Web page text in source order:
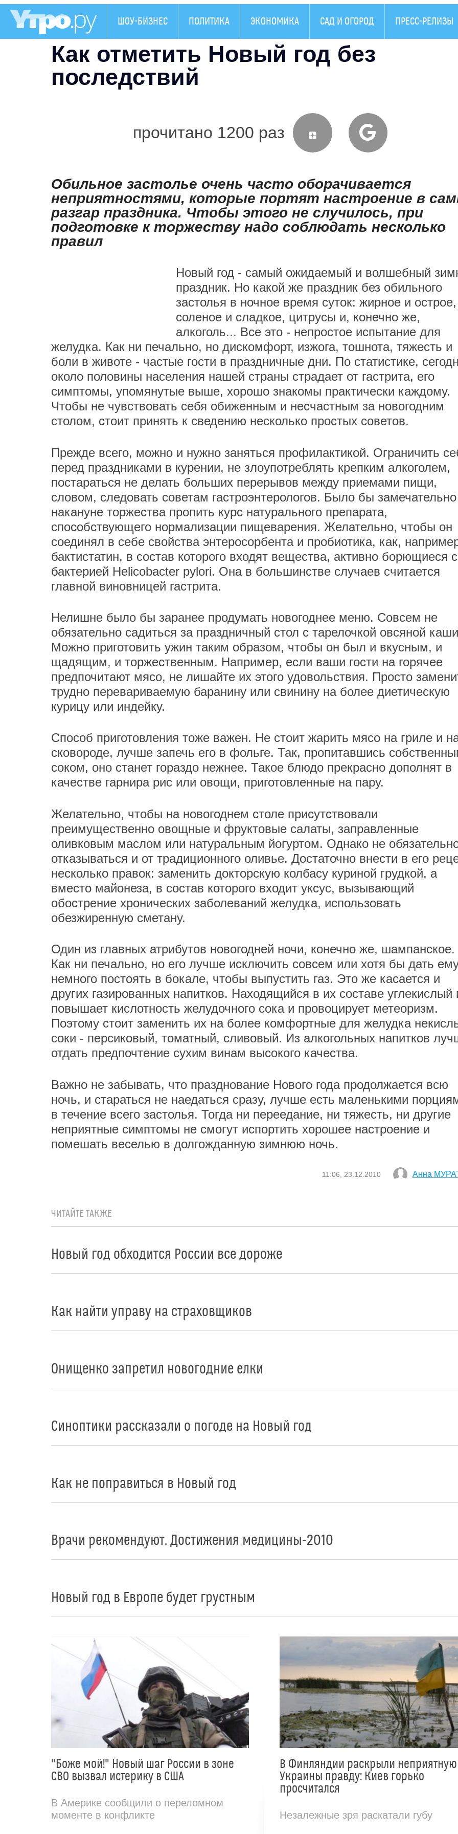
ШОУ-БИЗНЕС ПОЛИТИКА ЭКОНОМИКА САД И ОГОРОД ПРЕСС-РЕЛИЗЫ
Как отметить Новый год без
последствий
прочитано 1200 раз
Обильное застолье очень часто оборачивается
неприятностями, которые портят настроение в
разгар праздника. Чтобы этого не случилось, при
подготовке к торжеству надо соблюдать несколько
правил
Новый год - самый ожидаемый и волшебный
праздник. Но какой же праздник без обильного
застолья в ночное время суток: жирное и острое,
соленое и сладкое, цитрусы и, конечно же,
алкоголь... Все это - непростое испытание для
желудка. Как ни печально, но дискомфорт, изжога, тошнота, тяжесть и
боли в животе - частые гости в праздничные дни. По статистике,
около половины населения нашей страны страдает от гастрита, его
симптомы, упомянутые выше, хорошо знакомы практически каждому.
Чтобы не чувствовать себя обиженным и несчастным за новогодним
столом, стоит принять к сведению несколько простых советов.
Прежде всего, можно и нужно заняться профилактикой. Ограничить
перед праздниками в курении, не злоупотреблять крепким алкоголем,
постараться не делать больших перерывов между приемами пищи,
словом, следовать советам гастроэнтерологов. Было бы замечательно
накануне торжества пропить курс натурального препарата,
способствующего нормализации пищеварения. Желательно, чтобы он
соединял в себе свойства энтеросорбента и пробиотика, как,
бактистатин, в состав которого входят вещества, активно борющиеся с
бактерией Helicobacter pylori. Она в большинстве случаев считается
главной виновницей гастрита.
Нелишне было бы заранее продумать новогоднее меню. Совсем не
обязательно садиться за праздничный стол с тарелочкой овсяной
Можно приготовить ужин таким образом, чтобы он был и вкусным, и
щадящим, и торжественным. Например, если ваши гости на горячее
предпочитают мясо, не лишайте их этого удовольствия. Просто
трудно перевариваемую баранину или свинину на более диетическую
курицу или индейку.
Способ приготовления тоже важен. Не стоит жарить мясо на гриле и
сковороде, лучше запечь его в фольге. Так, пропитавшись
соком, оно станет гораздо нежнее. Такое блюдо прекрасно дополнят в
качестве гарнира рис или овощи, приготовленные на пару.
Желательно, чтобы на новогоднем столе присутствовали
преимущественно овощные и фруктовые салаты, заправленные
оливковым маслом или натуральным йогуртом. Однако не
отказываться и от традиционного оливье. Достаточно внести в его
несколько правок: заменить докторскую колбасу куриной грудкой, а
вместо майонеза, в состав которого входит уксус, вызывающий
обострение хронических заболеваний желудка, использовать
обезжиренную сметану.
Один из главных атрибутов новогодней ночи, конечно же, шампанское.
Как ни печально, но его лучше исключить совсем или хотя бы дать
немного постоять в бокале, чтобы выпустить газ. Это же касается и
других газированных напитков. Находящийся в их составе углекислый
повышает кислотность желудочного сока и провоцирует метеоризм.
Поэтому стоит заменить их на более комфортные для желудка
соки - персиковый, томатный, сливовый. Из алкогольных напитков
отдать предпочтение сухим винам высокого качества.
Важно не забывать, что празднование Нового года продолжается всю
ночь, и стараться не наедаться сразу, лучше есть маленькими
в течение всего застолья. Тогда ни переедание, ни тяжесть, ни другие
неприятные симптомы не смогут испортить хорошее настроение и
помешать веселью в долгожданную зимнюю ночь.
11:06, 23.12.2010 Анна
ЧИТАЙТЕ ТАКЖЕ
Новый год обходится России все дороже
Как найти управу на страховщиков
Онищенко запретил новогодние елки
Синоптики рассказали о погоде на Новый год
Как не поправиться в Новый год
Врачи рекомендуют. Достижения медицины-2010
Новый год в Европе будет грустным
"Боже мой!" Новый шаг России в зоне
СВО вызвал истерику в США
В Америке сообщили о переломном
моменте в конфликте
В Финляндии раскрыли
Украины правду: Киев горько
просчитался
Незалежные зря раскатали губу